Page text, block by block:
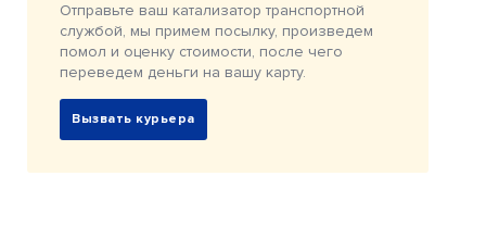
Отправьте ваш катализатор транспортной
службой, мы примем посылку, произведем
помол и оценку стоимости, после чего
переведем деньги на вашу карту.
Вызвать курьера